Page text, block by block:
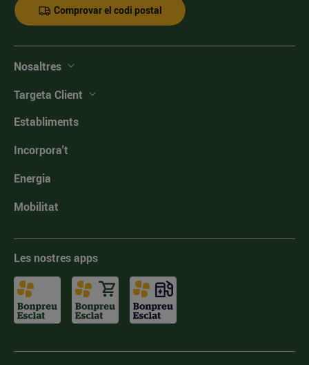
Comprovar el codi postal
Nosaltres
Targeta Client
Establiments
Incorpora't
Energia
Mobilitat
Les nostres apps